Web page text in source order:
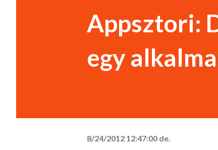
Appsztori:
egy
8/24/2012 12:47:00 de.